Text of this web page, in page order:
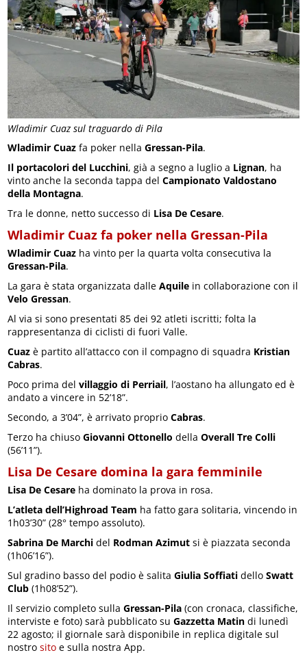
Wladimir Cuaz sul traguardo di Pila
Wladimir Cuaz fa poker nellaGressan-Pila.
Il portacolori del Lucchini, già a segno a luglio a Lignan, ha
vinto anche la seconda tappa delCampionato Valdostano
della Montagna.
Tra le donne, netto successo di Lisa De Cesare.
Wladimir Cuaz fa poker nella Gressan-Pila
Wladimir Cuaz ha vinto per la quarta volta consecutiva la
Gressan-Pila.
La gara è stata organizzata dalleAquile in collaborazione con il
Velo Gressan.
Al via si sono presentati 85 dei 92 atleti iscritti; folta la
rappresentanza di ciclisti di fuori Valle.
Cuaz è partito all’attacco con il compagno di squadra Kristian
Cabras.
Poco prima delvillaggio di Perriail, l’aostano ha allungato ed è
andato a vincere in 52’18”.
Secondo, a 3’04”, è arrivato proprioCabras.
Terzo ha chiusoGiovanni Ottonello dellaOverall Tre Colli
(56’11”).
Lisa De Cesare domina la gara femminile
Lisa De Cesare ha dominato la prova in rosa.
L’atleta dell’Highroad Team ha fatto gara solitaria, vincendo in
1h03’30” (28° tempo assoluto).
Sabrina De Marchi del Rodman Azimut si è piazzata seconda
(1h06’16”).
Sul gradino basso del podio è salitaGiulia Soffiati delloSwatt
Club (1h08’52”).
Il servizio completo sullaGressan-Pila (con cronaca, classifiche,
interviste e foto) sarà pubblicato suGazzetta Matin di lunedì
22 agosto; il giornale sarà disponibile in replica digitale sul
nostrosito e sulla nostra App.